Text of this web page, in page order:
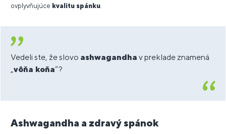
ovplyvňujúce kvalitu spánku
Vedeli ste, že slovo ashwagandha v preklade znamená
„vôňa koňa“?
Ashwagandha a zdravý spánok